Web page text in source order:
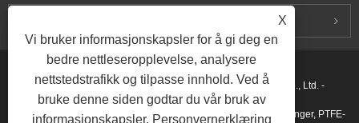
Copyright © 2015-2026 Ningbo Kaxite Sealing Materials Co., Ltd. -
Spiralviklingspakninger, utvidede grafittpakninger, ringskjøtpakninger, PTFE-
X
Vi bruker informasjonskapsler for å gi deg en
bedre nettleseropplevelse, analysere
nettstedstrafikk og tilpasse innhold. Ved å
bruke denne siden godtar du vår bruk av
informasjonskapsler. Personvernerklæring